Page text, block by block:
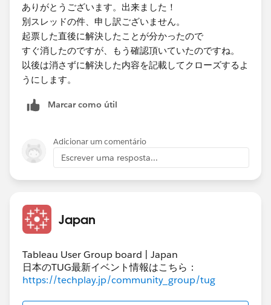
ありがとうございます。出来ました！
別スレッドの件、申し訳ございません。
起票した直後に解決したことが分かったので
すぐ消したのですが、もう確認頂いていたのですね。
以後は消さずに解決した内容を記載してクローズするよ
うにします。​
Marcar como útil
Adicionar um comentário
Escrever uma resposta...
Japan
Tableau User Group board | Japan
日本のTUG最新イベント情報はこちら：
https://techplay.jp/community_group/tug